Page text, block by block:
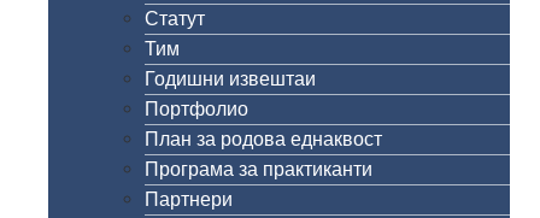
Статут
Тим
Годишни извештаи
Портфолио
План за родова еднаквост
Програма за практиканти
Партнери